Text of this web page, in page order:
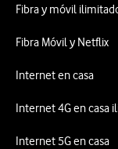
Fibra y móvil
Fibra Móvil y Netflix
Internet en casa
Internet 4G en casa
Internet 5G en casa